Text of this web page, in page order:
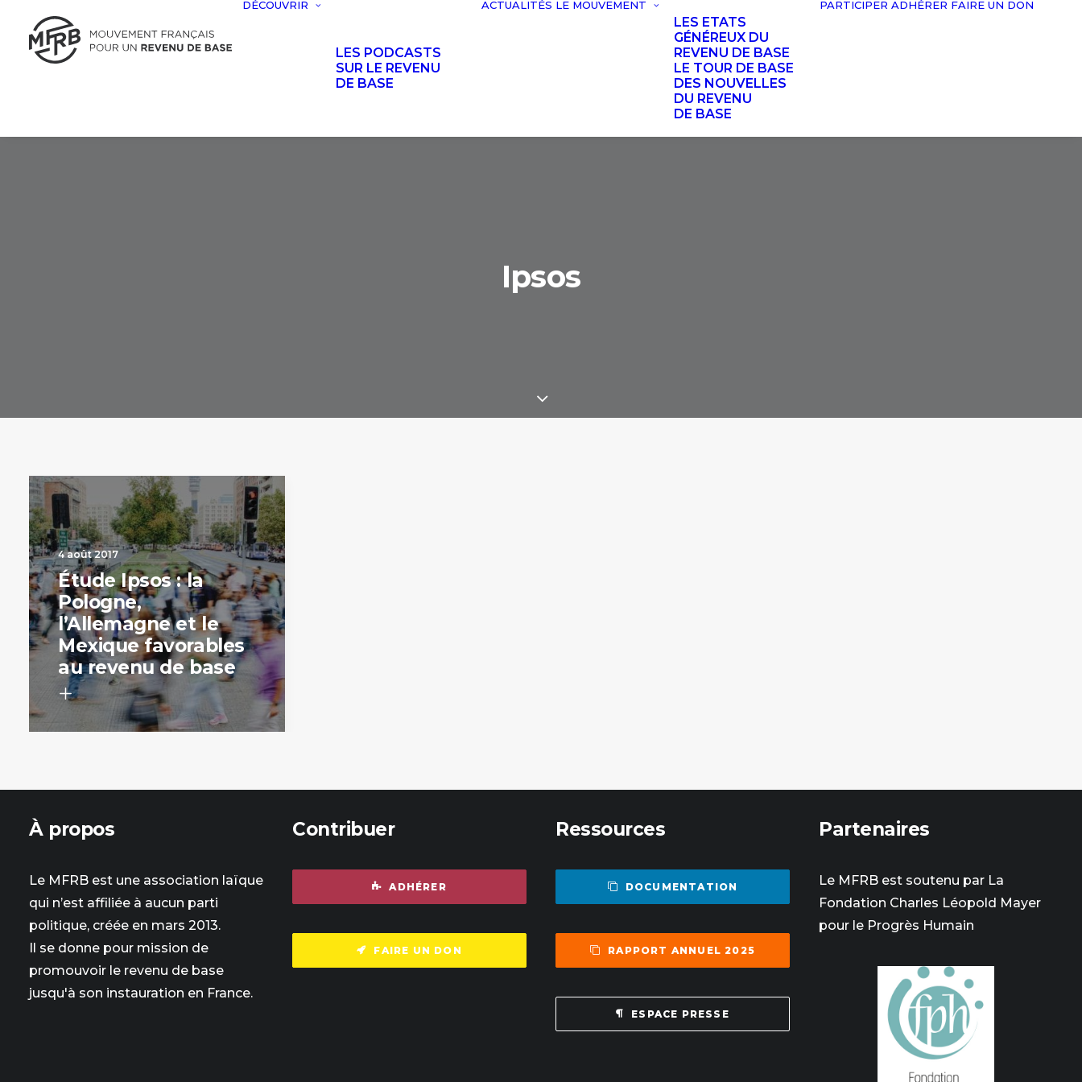
DÉCOUVRIR
LES PODCASTS
SUR LE REVENU
DE BASE
ACTUALITÉS LE MOUVEMENT
LES ETATS
GÉNÉREUX DU
REVENU DE BASE
LE TOUR DE BASE
DES NOUVELLES
DU REVENU
DE BASE
PARTICIPER ADHÉRER FAIRE UN DON
Ipsos
4 août 2017
Étude Ipsos : la
Pologne,
l’Allemagne et le
Mexique favorables
au revenu de base
À propos
Le MFRB est une association laïque
qui n’est affiliée à aucun parti
politique, créée en mars 2013.
Il se donne pour mission de
promouvoir le revenu de base
jusqu'à son instauration en France.
Contribuer
ADHÉRER
FAIRE UN DON
Ressources
DOCUMENTATION
RAPPORT ANNUEL 2025
ESPACE PRESSE
Partenaires
Le MFRB est soutenu par La
Fondation Charles Léopold Mayer
pour le Progrès Humain